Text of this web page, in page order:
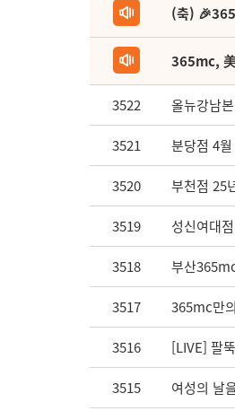
(축)
365mc,
3522 올뉴강남
3521 분당점 4
3520 부천점 25
3519 성신여대
3518 부산
3517 365mc만
3516 [LIVE] 팔
3515 여성의 날